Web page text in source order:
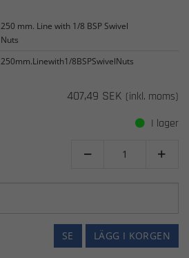
250 mm. Line with 1/8 BSP Swivel
Nuts
250mm.Linewith1/8BSPSwivelNuts
407,49 SEK (inkl. moms)
I lager
 
LÄGG I KORGEN
SE